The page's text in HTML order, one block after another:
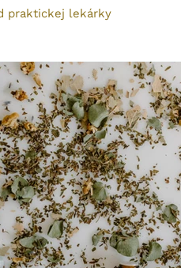
praktickej lekárky